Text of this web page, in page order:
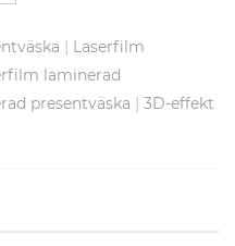
| Laserfilm
laminerad
presentväska | 3D-effekt